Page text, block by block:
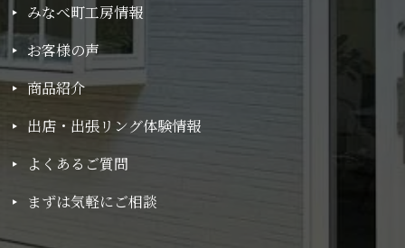
みなべ町工房情報
お客様の声
商品紹介
出店・出張リング体験情報
よくあるご質問
まずは気軽にご相談